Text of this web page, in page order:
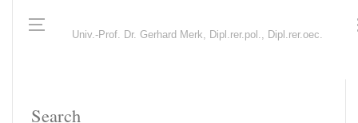
Univ.-Prof. Dr. Gerhard Merk, Dipl.rer.pol., Dipl.rer.oec.